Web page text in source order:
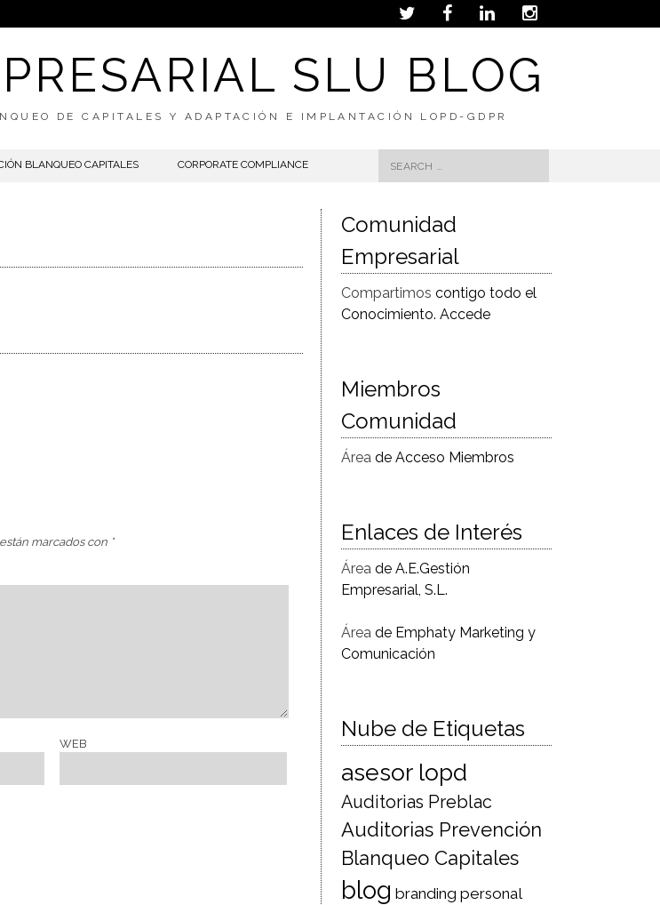
SLU BLOG
DE CAPITALES Y ADAPTACIÓN E IMPLANTACIÓN LOPD-GDPR
BLANQUEO CAPITALES CORPORATE COMPLIANCE
Search
for:
marcados con *
WEB
Comunidad
Empresarial
Compartimoscontigo todo el
Conocimiento. Accede
Miembros
Comunidad
Áreade Acceso Miembros
Enlaces de Interés
Áreade A.E.Gestión
Empresarial, S.L.
Áreade Emphaty Marketing y
Comunicación
Nube de Etiquetas
asesor lopd
Auditorias Preblac
Auditorias Prevención
Blanqueo Capitales
blog branding personal